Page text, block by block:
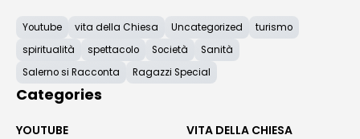
Youtube vita della Chiesa Uncategorized
turismo
spiritualità
spettacolo Società
Sanità
Salerno si Racconta
Ragazzi Special
Categories
YOUTUBE VITA DELLA CHIESA